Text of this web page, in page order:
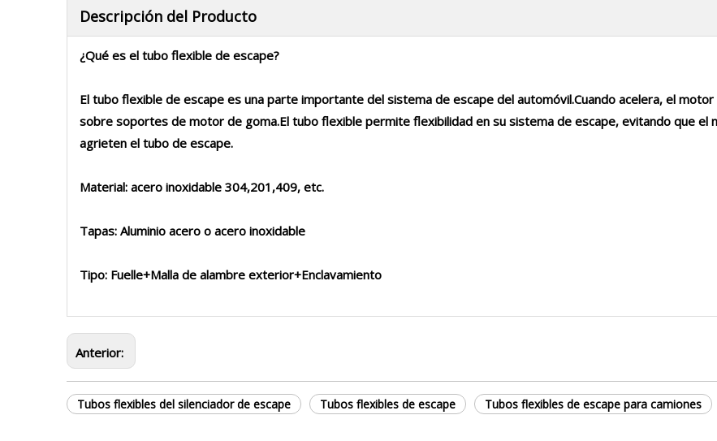
Descripción del Producto
¿Qué es el tubo flexible de escape?
El tubo flexible de escape es una parte importante del sistema de escape del automóvil.Cuando acelera, el
sobre soportes de motor de goma.El tubo flexible permite flexibilidad en su sistema de escape, evitando que el
agrieten el tubo de escape.
Material: acero inoxidable 304,201,409, etc.
Tapas: Aluminio acero o acero inoxidable
Tipo: Fuelle+Malla de alambre exterior+Enclavamiento
Anterior:
Tubos flexibles del silenciador de escape Tubos flexibles de escape Tubos flexibles de escape para camiones